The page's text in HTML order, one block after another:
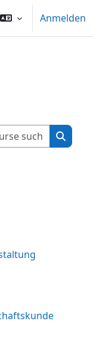
Anmelden
Kurse
Kurse